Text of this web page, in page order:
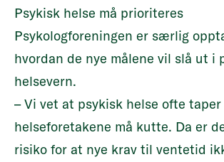
Psykisk helse må prioriteres
Psykologforeningen er særlig
hvordan de nye målene vil slå ut i
helsevern.
– Vi vet at psykisk helse ofte
helseforetakene må kutte. Da er
risiko for at nye krav til ventetid